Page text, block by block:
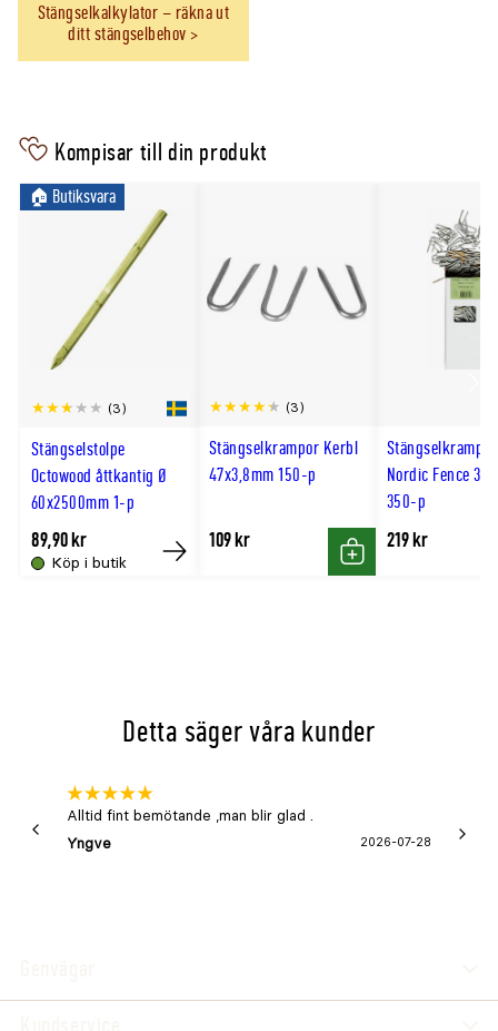
Stängselkalkylator – räkna ut
ditt stängselbehov
Kompisar till din produkt
Stängselstolpe
Octowood åttkantig Ø
60x2500mm 1-p
(3)
🏠︎ Butiksvara
Köp i butik
89,90 kr
Köp
Stängselkrampor Kerbl
47x3,8mm 150-p
(3)
109 kr
Köp
Stängselkrampor
Nordic Fence
350-p
219 kr
Detta säger våra kunder
Alltid fint bemötande ,man blir glad .
Yngve
2026-07-28